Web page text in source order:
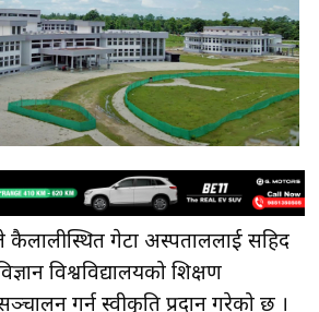
कैलालीस्थित गेटा अस्पताललाई सहिद
विश्वविद्यालयको शिक्षण
गर्न स्वीकृति प्रदान गरेको छ ।